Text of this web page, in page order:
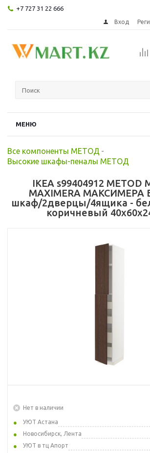
+7 727 31 22 666
Вход
МЕНЮ
Все компоненты МЕТОД -
Высокие шкафы-пеналы МЕТОД
IKEA s99404912
MAXIMERA МАКСИМЕРА
шкаф/2дверцы/4ящика -
коричневый
Нет в наличии
УЮТ Астана
Новосибирск, Лента
УЮТ в тц Апорт